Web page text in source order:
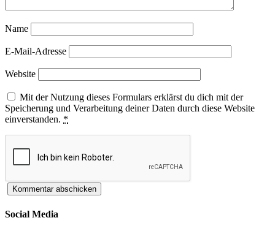
Name
E-Mail-Adresse
Website
Mit der Nutzung dieses Formulars erklärst du dich mit der
Speicherung und Verarbeitung deiner Daten durch diese Website
einverstanden. *
Social Media